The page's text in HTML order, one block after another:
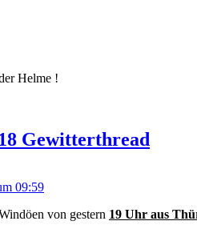
Helme !
Gewitterthread
09:59
von gestern 19 Uhr aus